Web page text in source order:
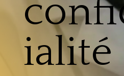
ialité